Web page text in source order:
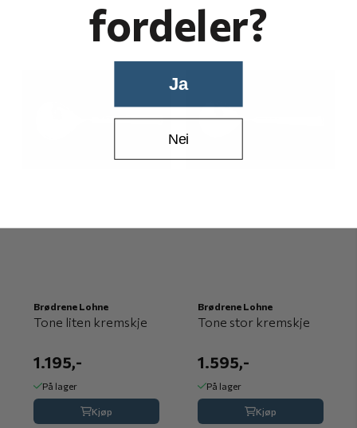
Brødrene Lohne
Tone liten kremskje
1.195,-
På lager
Kjøp
Brødrene Lohne
Tone stor kremskje
1.595,-
På lager
Kjøp
fordeler?
Ja
Nei